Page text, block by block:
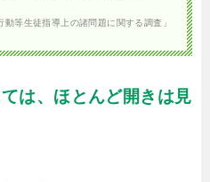
等生徒指導上の諸問題に関する調査」
は、ほとんど開きは見